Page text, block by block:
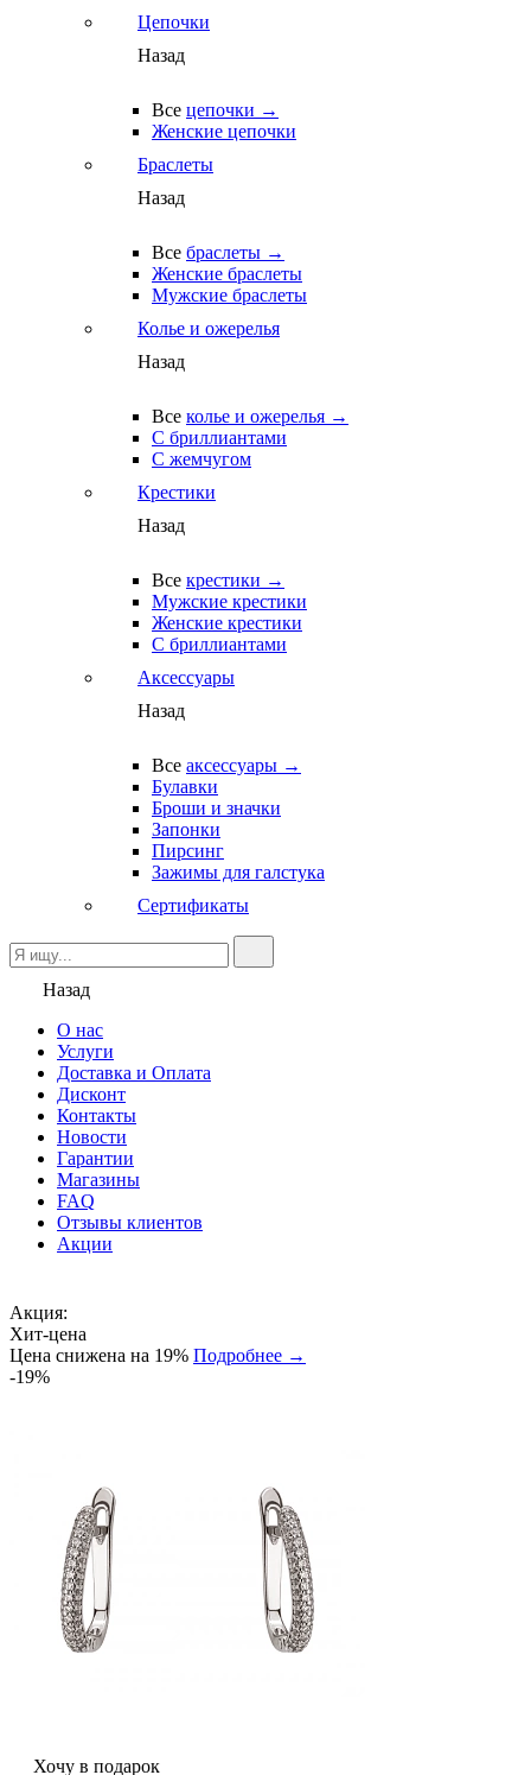
Цепочки
Назад
Все цепочки →
Женские цепочки
Браслеты
Назад
Все браслеты →
Женские браслеты
Мужские браслеты
Колье и ожерелья
Назад
Все колье и ожерелья →
С бриллиантами
С жемчугом
Крестики
Назад
Все крестики →
Мужские крестики
Женские крестики
С бриллиантами
Аксессуары
Назад
Все аксессуары →
Булавки
Броши и значки
Запонки
Пирсинг
Зажимы для галстука
Сертификаты
Назад
О нас
Услуги
Доставка и Оплата
Дисконт
Контакты
Новости
Гарантии
Магазины
FAQ
Отзывы клиентов
Акции
Акция:
Хит-цена
Цена снижена на 19% Подробнее →
-19%
Хочу в подарок